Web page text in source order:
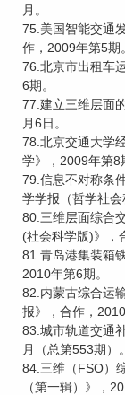
月。
75.美国智能交通
作，2009年第5期。
76.北京市出租车
6期。
77.建立三维层面
月6日。
78.北京交通大学
学》，2009年第8
79.信息不对称条
学学报（哲学社会
80.三维层面综合
(社会科学版)》，
81.青岛港集装箱
2010年第6期。
82.内蒙古综合运
报》，合作，2010
83.城市轨道交通
月（总第553期）。
84.三维（FSO）
（第一辑）》，